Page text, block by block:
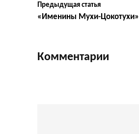
Предыдущая статья
«Именины Мухи-Цокотухи»
Комментарии